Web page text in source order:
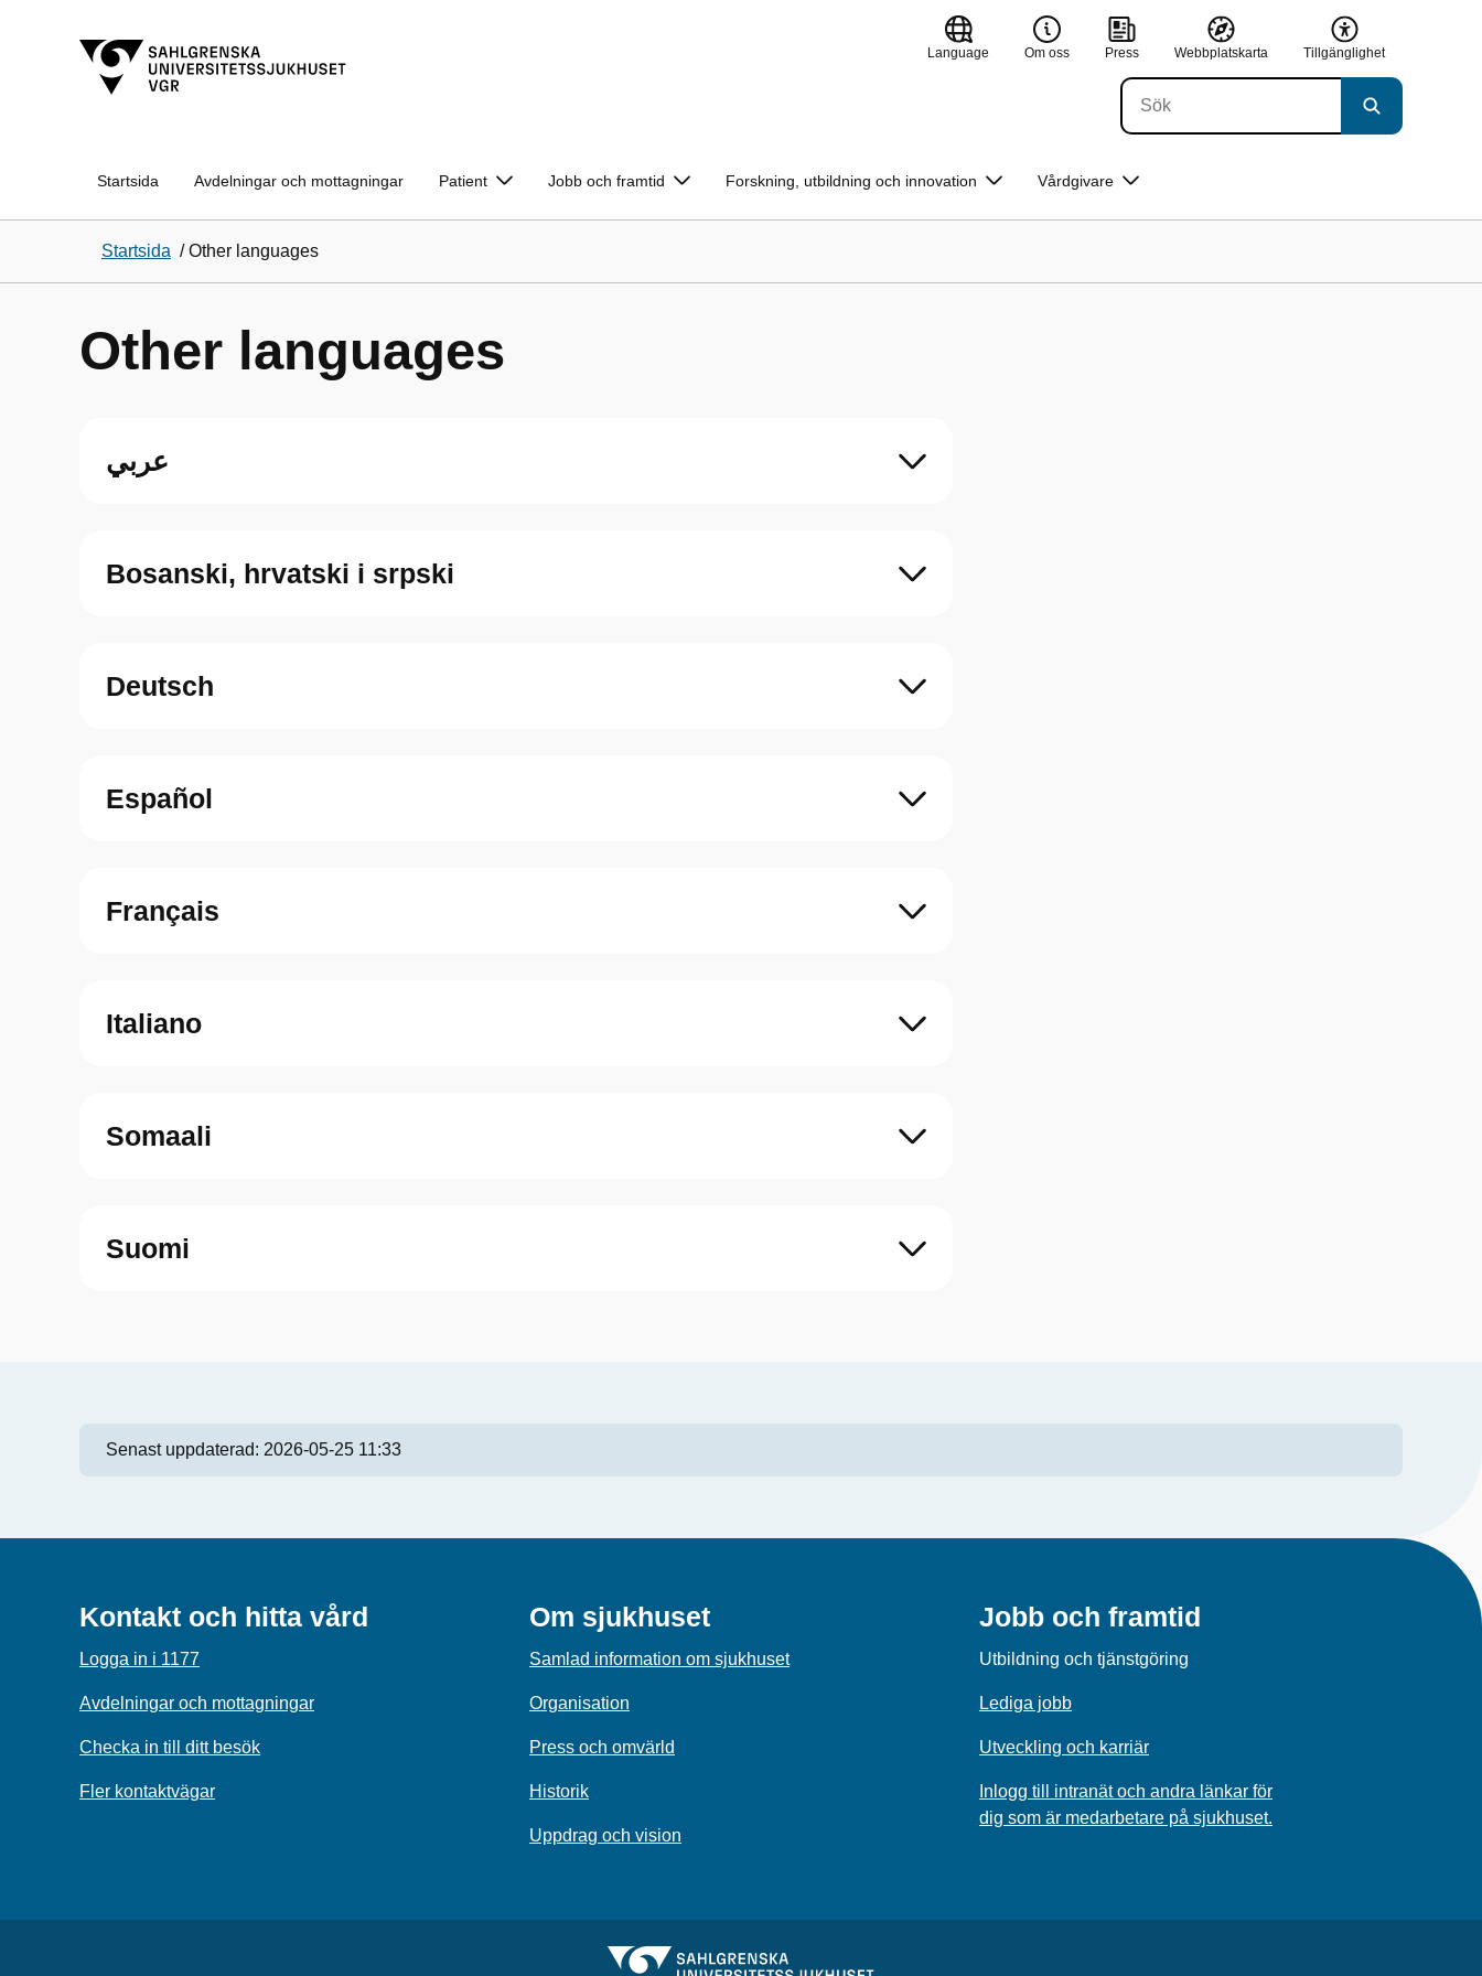
Language Om oss Press Webbplatskarta Tillgänglighet
Startsida Avdelningar och mottagningar Patient Jobb och framtid Forskning, utbildning och innovation Vårdgivare
Startsida /Other languages
Other languages
عربي
Bosanski, hrvatski i srpski
Deutsch
Español
Français
Italiano
Somaali
Suomi
Senast uppdaterad: 2026-05-25 11:33
Kontakt och hitta vård
Logga in i 1177
Avdelningar och mottagningar
Checka in till ditt besök
Fler kontaktvägar
Om sjukhuset
Samlad information om sjukhuset
Organisation
Press och omvärld
Historik
Uppdrag och vision
Jobb och framtid
Utbildning och tjänstgöring
Lediga jobb
Utveckling och karriär
Inlogg till intranät och andra länkar för
dig som är medarbetare på sjukhuset.